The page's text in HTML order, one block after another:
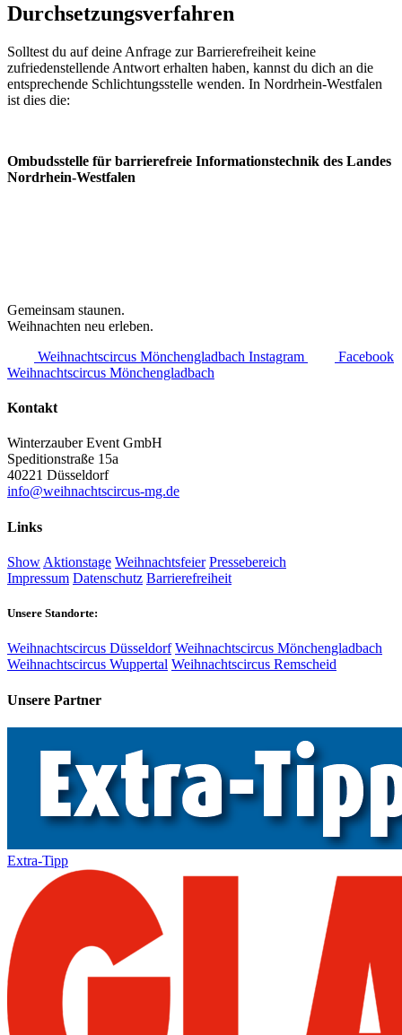
Durchsetzungsverfahren
Solltest du auf deine Anfrage zur Barrierefreiheit keine
zufriedenstellende Antwort erhalten haben, kannst du dich an die
entsprechende Schlichtungsstelle wenden. In Nordrhein-Westfalen
ist dies die:
Ombudsstelle für barrierefreie Informationstechnik des Landes
Nordrhein-Westfalen
Gemeinsam staunen.
Weihnachten neu erleben.
Weihnachtscircus Mönchengladbach Instagram
Facebook
Weihnachtscircus Mönchengladbach
Kontakt
Winterzauber Event GmbH
Speditionstraße 15a
40221 Düsseldorf
info@weihnachtscircus-mg.de
Links
Show Aktionstage Weihnachtsfeier Pressebereich
Impressum Datenschutz Barrierefreiheit
Unsere Standorte:
Weihnachtscircus Düsseldorf Weihnachtscircus Mönchengladbach
Weihnachtscircus Wuppertal Weihnachtscircus Remscheid
Unsere Partner
Extra-Tipp